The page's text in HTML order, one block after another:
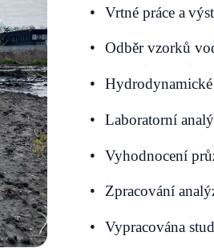
Vrtné práce a
Odběr vzorků
Laboratorní
Vyhodnocení
Zpracování
Vypracována